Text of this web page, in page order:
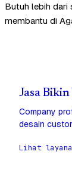
Butuh lebih dari
membantu di
Jasa
Company
desain
Lihat